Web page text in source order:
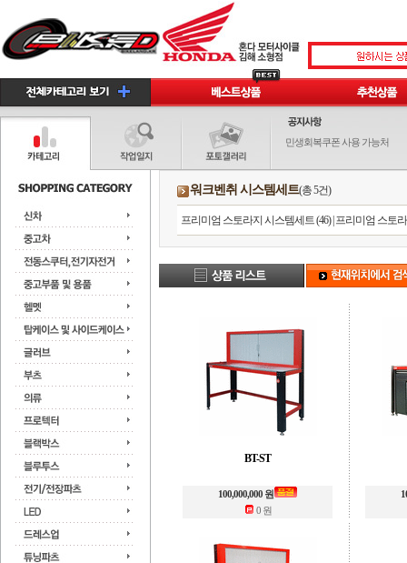
민생회복쿠폰 사용 가능처
워크벤취 시스템세트(총 5건)
프리미엄 스토라지 시스템세트 (46)| 프리미엄 스토
BT-ST
100,000,000 원
0 원